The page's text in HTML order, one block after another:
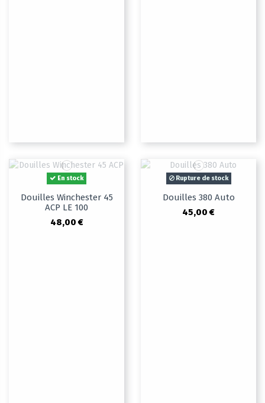
En stock
Douilles Winchester 45
ACP LE 100
48,00 €
Rupture de stock
Douilles 380 Auto
45,00 €